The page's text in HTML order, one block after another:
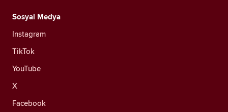
Sosyal Medya
Instagram
TikTok
YouTube
X
Facebook